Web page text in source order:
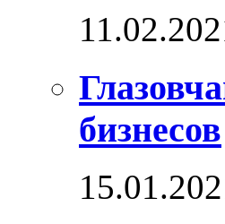
бизнесов